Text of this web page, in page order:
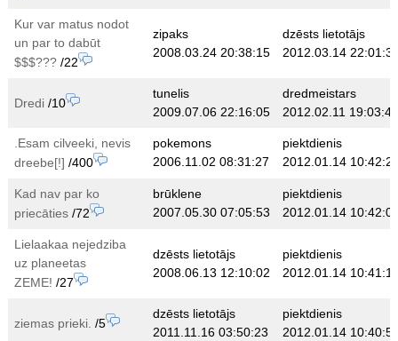
Kur var matus nodot
un par to dabūt
$$$???/22
zipaks
2008.03.24 20:38:15
dzēsts lietotājs
2012.03.14
Dredi/10
tunelis
2009.07.06 22:16:05
dredmeistars
2012.02.11 19:03:43
.Esam cilveeki, nevis
dreebe[!] /400
pokemons
2006.11.02 08:31:27
piektdienis
2012.01.14
Kad nav par ko
priecāties/72
brūklene
2007.05.30 07:05:53
piektdienis
2012.01.14
Lielaakaa nejedziba
uz planeetas
ZEME! /27
dzēsts lietotājs
2008.06.13 12:10:02
piektdienis
2012.01.14
ziemas prieki. /5
dzēsts lietotājs
2011.11.16 03:50:23
piektdienis
2012.01.14